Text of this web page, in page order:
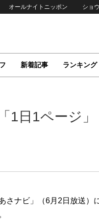
オールナイトニッポン ショ
新着記事 ランキング
日1ページ」
さナビ」（6月2日放送）